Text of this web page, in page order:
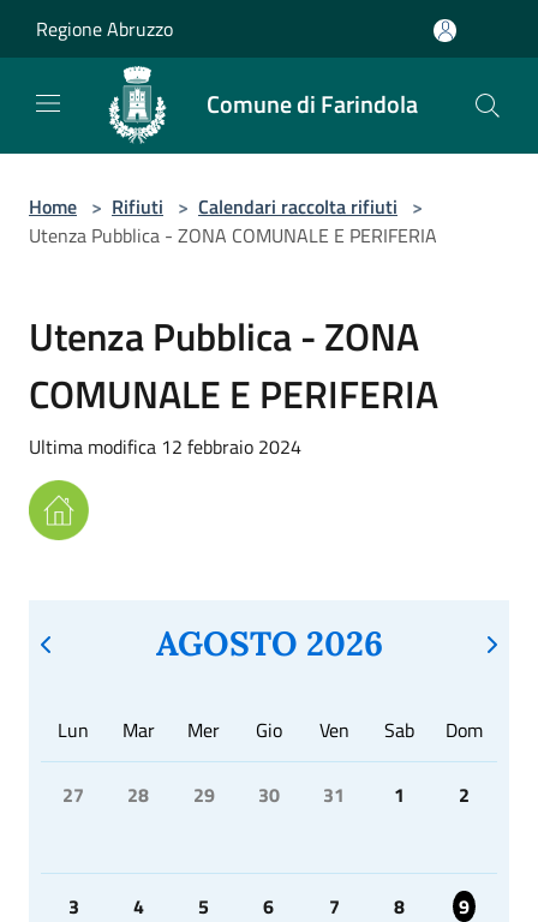
Regione Abruzzo
Comune di Farindola
Home > Rifiuti > Calendari raccolta rifiuti >
Utenza Pubblica - ZONA COMUNALE E PERIFERIA
Utenza Pubblica - ZONA
COMUNALE E PERIFERIA
Ultima modifica 12 febbraio 2024
AGOSTO 2026
Lun Mar Mer Gio Ven Sab Dom
27 28 29 30 31 1 2
3 4 5 6 7 8 9